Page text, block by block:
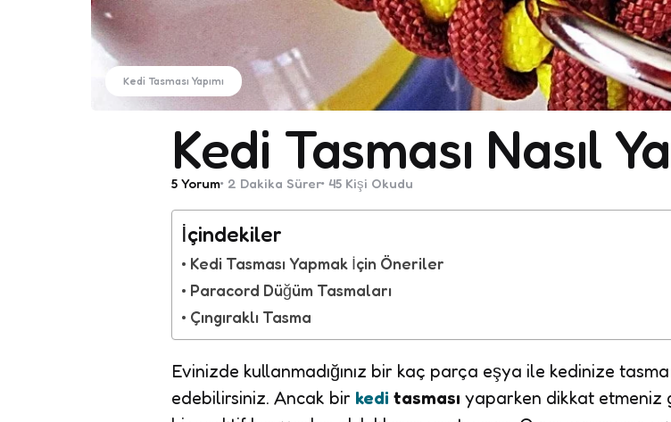
Kedi Tasması Yapımı
Kedi Tasması Nasıl
5 Yorum 2 Dakika Sürer 45 Kişi Okudu
İçindekiler
Kedi Tasması Yapmak İçin Öneriler
Paracord Düğüm Tasmaları
Çıngıraklı Tasma
Evinizde kullanmadığınız bir kaç parça eşya ile kedinize
edebilirsiniz. Ancak bir kedi tasması yaparken dikkat etmeniz